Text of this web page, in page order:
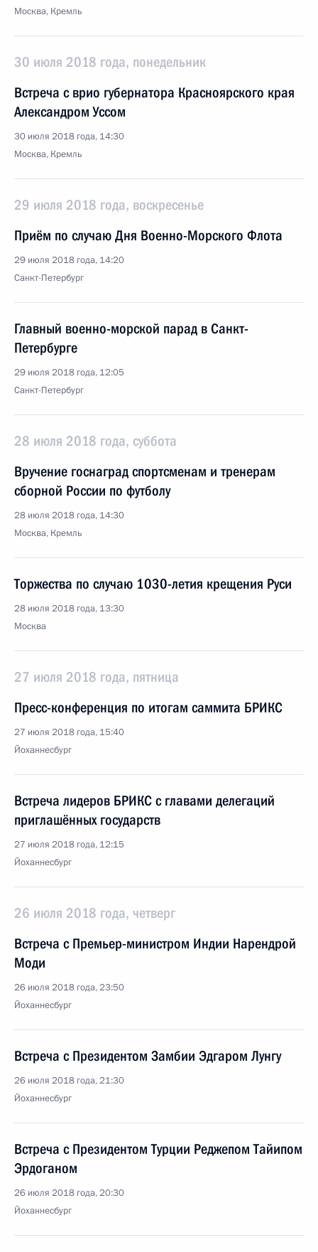
Москва, Кремль
30 июля 2018 года, понедельник
Встреча с врио губернатора Красноярского края
Александром Уссом
30 июля 2018 года, 14:30
Москва, Кремль
29 июля 2018 года, воскресенье
Приём по случаю Дня Военно-Морского Флота
29 июля 2018 года, 14:20
Санкт-Петербург
Главный военно-морской парад в Санкт-
Петербурге
29 июля 2018 года, 12:05
Санкт-Петербург
28 июля 2018 года, суббота
Вручение госнаград спортсменам и тренерам
сборной России по футболу
28 июля 2018 года, 14:30
Москва, Кремль
Торжества по случаю 1030-летия крещения Руси
28 июля 2018 года, 13:30
Москва
27 июля 2018 года, пятница
Пресс-конференция по итогам саммита БРИКС
27 июля 2018 года, 15:40
Йоханнесбург
Встреча лидеров БРИКС с главами делегаций
приглашённых государств
27 июля 2018 года, 12:15
Йоханнесбург
26 июля 2018 года, четверг
Встреча с Премьер-министром Индии Нарендрой
Моди
26 июля 2018 года, 23:50
Йоханнесбург
Встреча с Президентом Замбии Эдгаром Лунгу
26 июля 2018 года, 21:30
Йоханнесбург
Встреча с Президентом Турции Реджепом Тайипом
Эрдоганом
26 июля 2018 года, 20:30
Йоханнесбург